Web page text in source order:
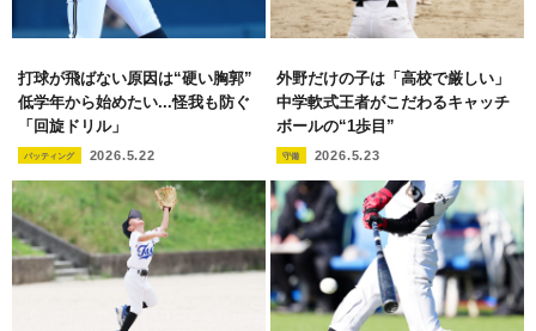
打球が飛ばない原因は“硬い胸郭”
低学年から始めたい...怪我も防ぐ
「回旋ドリル」
バッティング 2026.5.22
外野だけの子は「高校で厳しい」
中学軟式王者がこだわるキャッチ
ボールの“1歩目”
守備 2026.5.23